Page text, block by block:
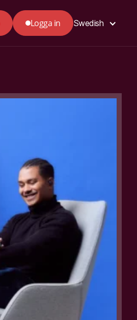
Logga in Swedish